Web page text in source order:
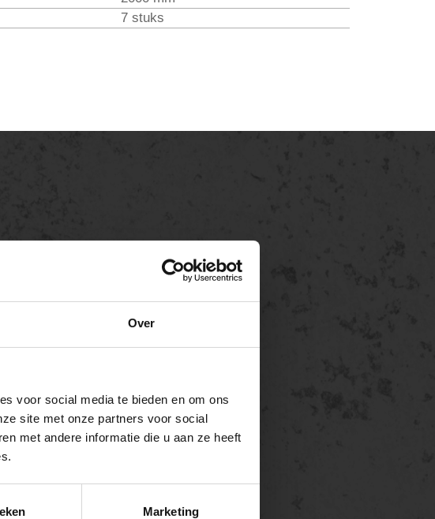
Over
voor social media te bieden en om ons
site met onze partners voor social
met andere informatie die u aan ze heeft
Marketing
7 stuks